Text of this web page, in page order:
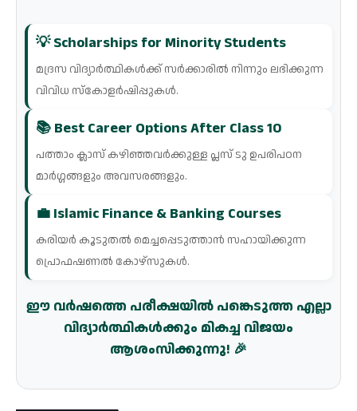
💡 Scholarships for Minority Students
മദ്രസ വിദ്യാർത്ഥികൾക്ക് സർക്കാരിൽ നിന്നും ലഭിക്കുന്ന
വിവിധ സ്കോളർഷിപ്പുകൾ.
📚 Best Career Options After Class 10
പത്താം ക്ലാസ് കഴിഞ്ഞവർക്കുള്ള പ്ലസ് ടു ഉപരിപഠന
മാർഗ്ഗങ്ങളും അവസരങ്ങളും.
💼 Islamic Finance & Banking Courses
കരിയർ കൂടുതൽ മെച്ചപ്പെടുത്താൻ സഹായിക്കുന്ന
പ്രൊഫഷണൽ കോഴ്സുകൾ.
ഈ വർഷത്തെ പരീക്ഷയിൽ പങ്കെടുത്ത എല്ലാ
വിദ്യാർത്ഥികൾക്കും മികച്ച വിജയം
ആശംസിക്കുന്നു! 🎉